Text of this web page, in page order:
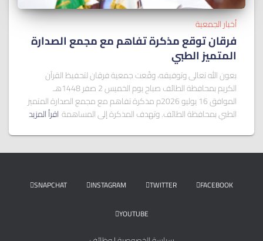
أخبار الجمعية
فرقان توقع مذكرة تفاهم مع مجمع الصدارة
المتميز الطبي
بعون الله تعالى وتوفيقه، وقّعت جمعية فرقان لتحفيظ القرآن
الكريم بمحافظة الطائف صباح يوم الخميس 2 صفر 1448هـ
الموافق 16 يوليو 2026م مذكرة تفاهم مع مجمع الصدارة المتميز
الطبي بمحافظة الطائف. وتهدف المذكرة إلى المساهمة اقرأ المزيد
FACEBOOK
TWITTER
INSTAGRAM
SNAPCHAT
YOUTUBE